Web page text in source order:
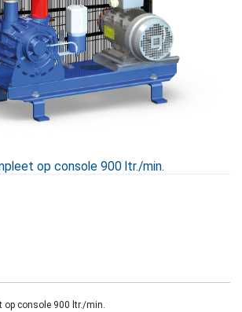
op console 900 ltr./min.
op console 900 ltr./min.